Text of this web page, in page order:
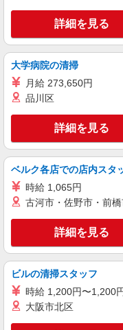
詳細を見る
大学病院の清掃
月給 273,650円
品川区
詳細を見る
ベルク各店での店内スタ
時給 1,065円
古河市・佐野市・前
詳細を見る
ビルの清掃スタッフ
時給 1,200円〜1,200
大阪市北区